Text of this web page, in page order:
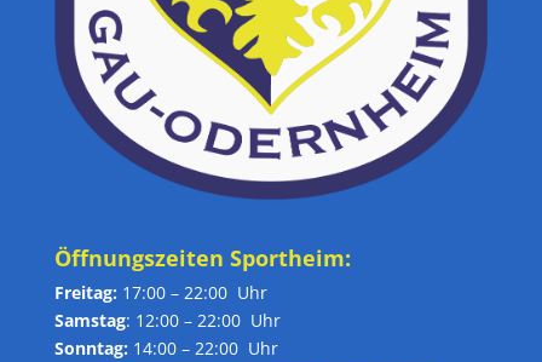
Öffnungszeiten Sportheim:
Freitag: 17:00 – 22:00 Uhr
Samstag: 12:00 – 22:00 Uhr
Sonntag: 14:00 – 22:00 Uhr